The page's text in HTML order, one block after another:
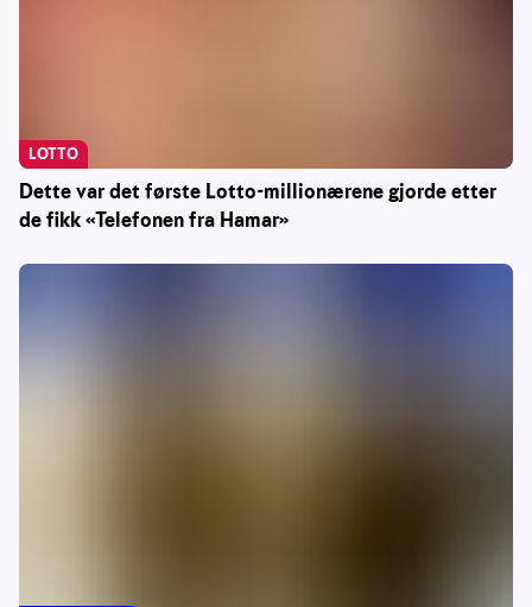
Dette var det første Lotto-millionærene gjorde etter
de fikk «Telefonen fra Hamar»
LOTTO